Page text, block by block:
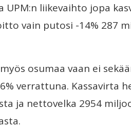
liikevaihto jopa
vain putosi -14% 287
osumaa vaan ei
verrattuna. Kassavirta
ja nettovelka 2954